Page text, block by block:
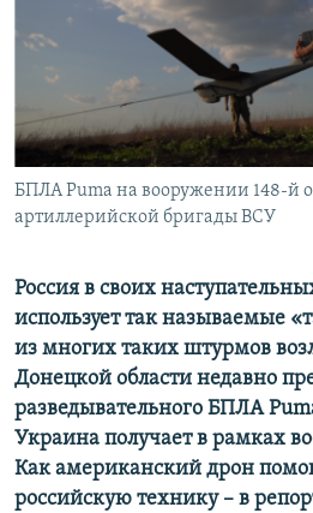
ПОБЕДИТЕЛЕЙ НЕ СУДЯТ?
КРЫМ.НЕПОКОРЕННЫЙ
ELIFBE
УКРАИНСКАЯ ПРОБЛЕМА КРЫМА
ПРИСОЕДИНЯЙТЕСЬ!
Все сайты RFE/RL
БПЛА Puma на вооружении 148-й
артиллерийской бригады ВСУ
Россия в своих
использует так называемые
из многих таких штурмов
Донецкой области недавно
разведывательного БПЛА
Украина получает в рамках
Как американский дрон
российскую технику – в